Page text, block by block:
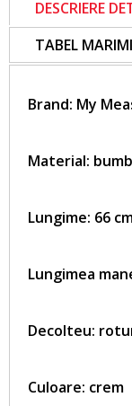
DESCRIERE
TABEL
Brand: My
Material:
Lungime: 66
Lungimea
Decolteu:
Culoare: crem